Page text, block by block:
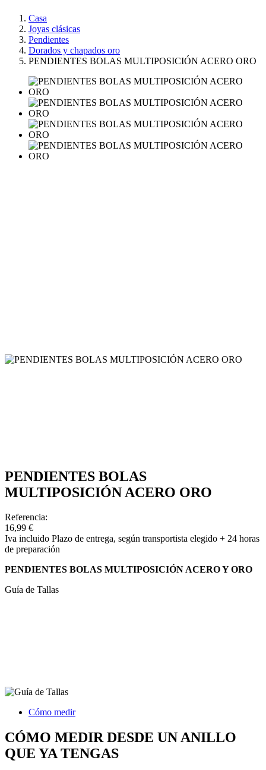
Casa
Joyas clásicas
Pendientes
Dorados y chapados oro
PENDIENTES BOLAS MULTIPOSICIÓN ACERO ORO
PENDIENTES BOLAS
MULTIPOSICIÓN ACERO ORO
Referencia:
16,99 €
Iva incluido Plazo de entrega, según transportista elegido + 24 horas
de preparación
PENDIENTES BOLAS MULTIPOSICIÓN ACERO Y ORO
Guía de Tallas
Cómo medir
CÓMO MEDIR DESDE UN ANILLO
QUE YA TENGAS